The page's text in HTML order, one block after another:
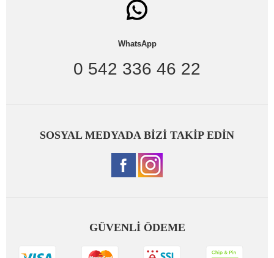
WhatsApp
0 542 336 46 22
SOSYAL MEDYADA BİZİ TAKİP EDİN
GÜVENLİ ÖDEME